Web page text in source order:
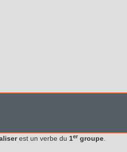
est un verbe du 1er groupe